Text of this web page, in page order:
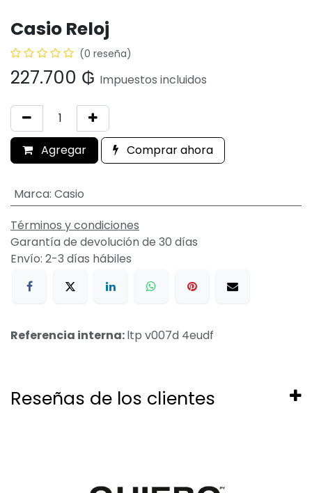
Casio Reloj
(0 reseña)
227.700 ₲ Impuestos incluidos
Agregar Comprar ahora
Marca: Casio
Términos y condiciones
Garantía de devolución de 30 días
Envío: 2-3 días hábiles
Referencia interna:ltp v007d 4eudf
Reseñas de los clientes